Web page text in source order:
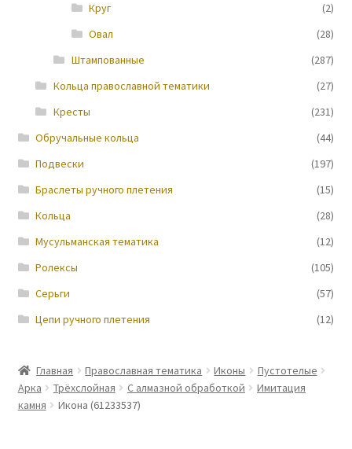
Круг
(2)
Овал
(28)
Штампованные
(287)
Кольца православной тематики
(27)
Кресты
(231)
Обручальные кольца
(44)
Подвески
(197)
Браслеты ручного плетения
(15)
Кольца
(28)
Мусульманская тематика
(12)
Ролексы
(105)
Серьги
(57)
Цепи ручного плетения
(12)
Главная Православная тематика Иконы
Пустотелые
Арка
Трёхслойная С алмазной обработкой
Имитация
камня
Икона (61233537)